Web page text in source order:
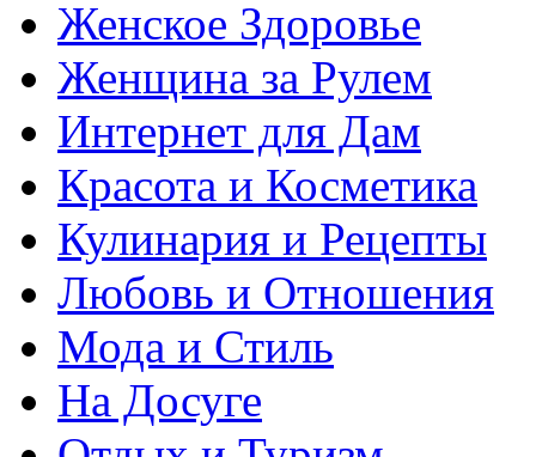
Женское Здоровье
Женщина за Рулем
Интернет для Дам
Красота и Косметика
Кулинария и Рецепты
Любовь и Отношения
Мода и Стиль
На Досуге